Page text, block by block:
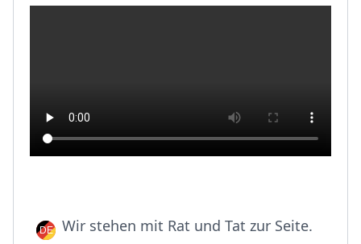
Wir stehen mit Rat und Tat zur Seite.